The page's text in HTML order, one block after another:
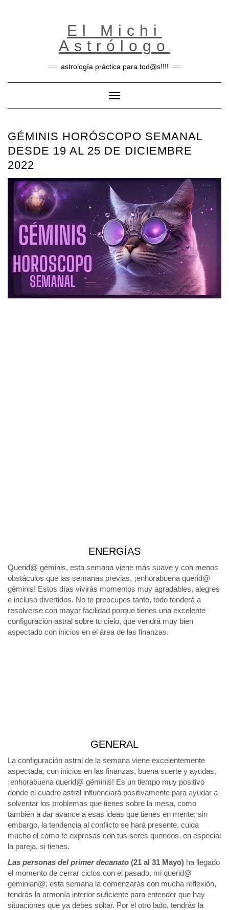
El Michi
Astrólogo
astrología práctica para tod@s!!!!
Toggle Navigation
GÉMINIS HORÓSCOPO SEMANAL
DESDE 19 AL 25 DE DICIEMBRE
2022
ENERGÍAS
Querid@ géminis, esta semana viene más suave y con menos
obstáculos que las semanas previas, ¡enhorabuena querid@
géminis! Estos días vivirás momentos muy agradables, alegres
e incluso divertidos. No te preocupes tanto, todo tenderá a
resolverse con mayor facilidad porque tienes una excelente
configuración astral sobre tu cielo, que vendrá muy bien
aspectado con inicios en el área de las finanzas.
GENERAL
La configuración astral de la semana viene excelentemente
aspectada, con inicios en las finanzas, buena suerte y ayudas,
¡enhorabuena querid@ géminis! Es un tiempo muy positivo
donde el cuadro astral influenciará positivamente para ayudar a
solventar los problemas que tienes sobre la mesa, como
también a dar avance a esas ideas que tienes en mente; sin
embargo, la tendencia al conflicto se hará presente, cuida
mucho el cómo te expresas con tus seres queridos, en especial
la pareja, si tienes.
Las personas del primer decanato (21 al 31 Mayo) ha llegado
el momento de cerrar ciclos con el pasado, mi querid@
geminian@; esta semana la comenzarás con mucha reflexión,
tendrás la armonía interior suficiente para entender que hay
situaciones que ya debes soltar. Por el otro lado, tendrás la